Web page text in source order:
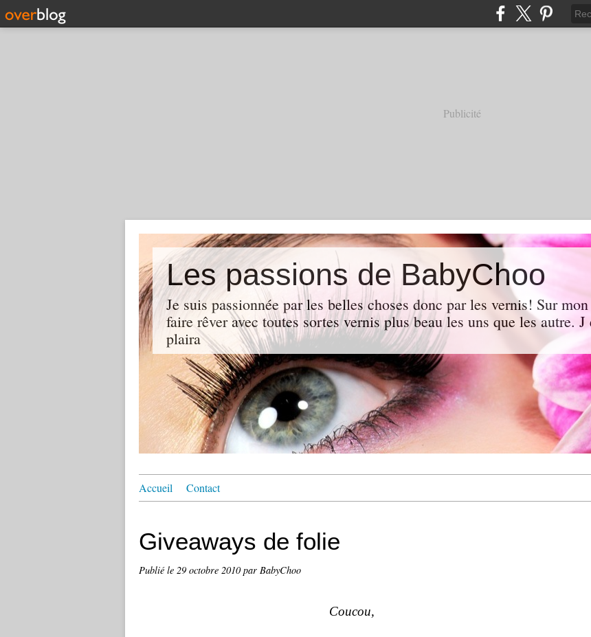
Publicité
Les passions de BabyChoo
Je suis passionnée par les belles choses donc par les vernis! Sur
faire rêver avec toutes sortes vernis plus beau les uns que les autre.
plaira
Accueil Contact
Giveaways de folie
Publié le 29 octobre 2010par BabyChoo
Coucou,